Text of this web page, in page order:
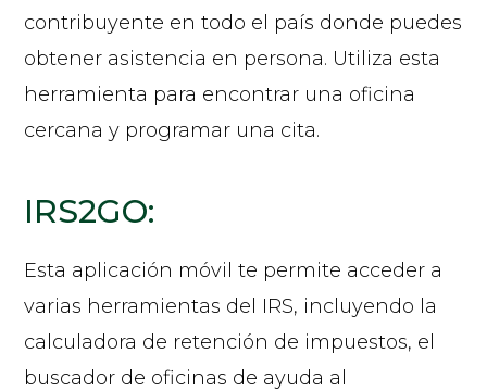
contribuyente en todo el país donde puedes
obtener asistencia en persona. Utiliza esta
herramienta para encontrar una oficina
cercana y programar una cita.
IRS2GO:
Esta aplicación móvil te permite acceder a
varias herramientas del IRS, incluyendo la
calculadora de retención de impuestos, el
buscador de oficinas de ayuda al